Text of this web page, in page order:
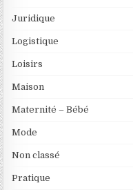
Juridique
Logistique
Loisirs
Maison
Maternité – Bébé
Mode
Non classé
Pratique